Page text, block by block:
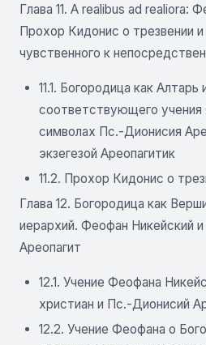
Глава 11. A realibus ad realiora:
Прохор Кидонис о трезвении
чувственного к
11.1. Богородица как Алтарь
соответствующего
символах Пс.-Дионисия
экзегезой Ареопагитик
11.2. Прохор Кидонис о
Глава 12. Богородица как
иерархий. Феофан Никейский
Ареопагит
12.1. Учение Феофана
христиан и Пс.-Дионисий
12.2. Учение Феофана о